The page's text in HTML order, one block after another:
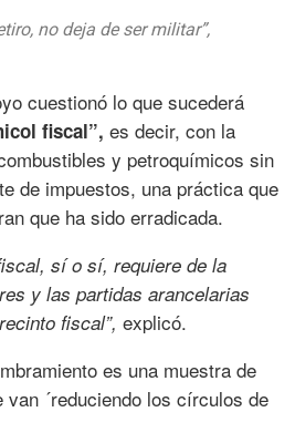
no deja de ser militar”,
cuestionó lo que sucederá
fiscal”, es decir, con la
y petroquímicos sin
de impuestos, una práctica que
que ha sido erradicada.
sí o sí, requiere de la
y las partidas arancelarias
fiscal”, explicó.
es una muestra de
´reduciendo los círculos de